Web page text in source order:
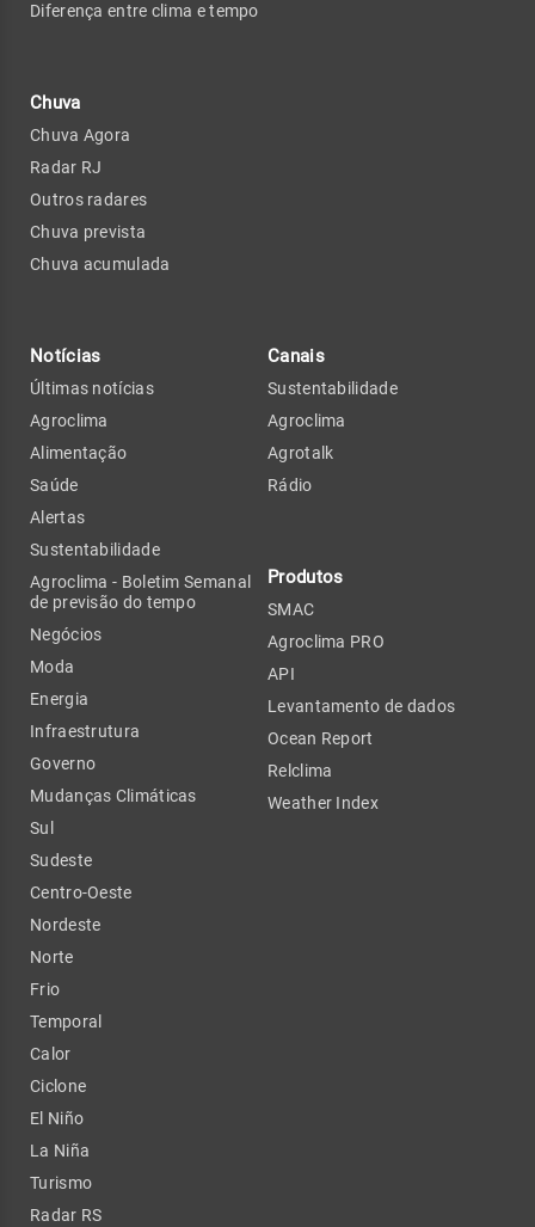
Diferença entre clima e tempo
Chuva
Chuva Agora
Radar RJ
Outros radares
Chuva prevista
Chuva acumulada
Notícias
Últimas notícias
Agroclima
Alimentação
Saúde
Alertas
Sustentabilidade
Agroclima - Boletim Semanal
de previsão do tempo
Negócios
Moda
Energia
Infraestrutura
Governo
Mudanças Climáticas
Sul
Sudeste
Centro-Oeste
Nordeste
Norte
Frio
Temporal
Calor
Ciclone
El Niño
La Niña
Turismo
Radar RS
Canais
Sustentabilidade
Agroclima
Agrotalk
Rádio
Produtos
SMAC
Agroclima PRO
API
Levantamento de dados
Ocean Report
Relclima
Weather Index